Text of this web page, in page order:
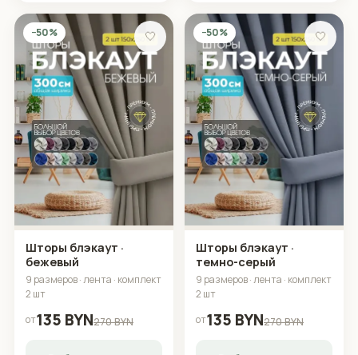
−50% 🤍
Шторы блэкаут ·
бежевый
9 размеров · лента · комплект
2 шт
от135 BYN270 BYN
−50% 🤍
Шторы блэкаут ·
темно-серый
9 размеров · лента · комплект
2 шт
от135 BYN270 BYN